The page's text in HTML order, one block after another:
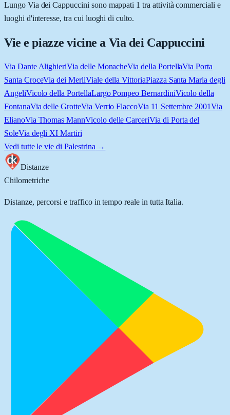
Lungo Via dei Cappuccini sono mappati 1 tra attività commerciali e
luoghi d'interesse, tra cui luoghi di culto.
Vie e piazze vicine a Via dei Cappuccini
Via Dante AlighieriVia delle MonacheVia della PortellaVia Porta
Santa CroceVia dei MerliViale della VittoriaPiazza Santa Maria degli
AngeliVicolo della PortellaLargo Pompeo BernardiniVicolo della
FontanaVia delle GrotteVia Verrio FlaccoVia 11 Settembre 2001Via
ElianoVia Thomas MannVicolo delle CarceriVia di Porta del
SoleVia degli XI Martiri
Vedi tutte le vie di Palestrina →
Distanze
Chilometriche
Distanze, percorsi e traffico in tempo reale in tutta Italia.